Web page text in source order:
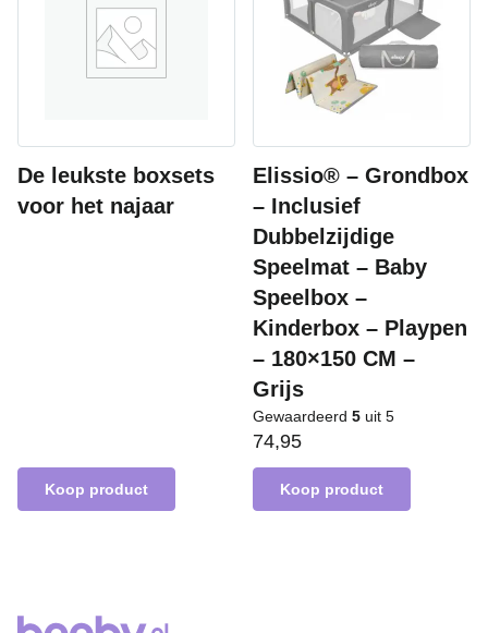
De leukste boxsets
voor het najaar
Koop product
Elissio® – Grondbox
– Inclusief
Dubbelzijdige
Speelmat – Baby
Speelbox –
Kinderbox – Playpen
– 180×150 CM –
Grijs
Gewaardeerd 5 uit 5
74,95
Koop product